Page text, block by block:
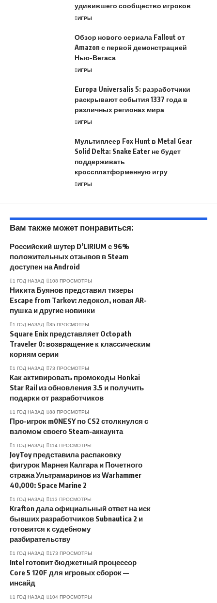
удивившего сообщество игроков
ИГРЫ
Обзор нового сериала Fallout от
Amazon с первой демонстрацией
Нью-Вегаса
ИГРЫ
Europa Universalis 5: разработчики
раскрывают события 1337 года в
различных регионах мира
ИГРЫ
Мультиплеер Fox Hunt в Metal Gear
Solid Delta: Snake Eater не будет
поддерживать
кроссплатформенную игру
ИГРЫ
Вам также может понравиться:
Российский шутер D’LIRIUM с 96%
положительных отзывов в Steam
доступен на Android
1 ГОД НАЗАД 108 ПРОСМОТРЫ
Никита Буянов представил тизеры
Escape from Tarkov: ледокол, новая AR-
пушка и другие новинки
1 ГОД НАЗАД 85 ПРОСМОТРЫ
Square Enix представляет Octopath
Traveler 0: возвращение к классическим
корням серии
1 ГОД НАЗАД 73 ПРОСМОТРЫ
Как активировать промокоды Honkai
Star Rail из обновления 3.5 и получить
подарки от разработчиков
1 ГОД НАЗАД 88 ПРОСМОТРЫ
Про-игрок m0NESY по CS2 столкнулся с
взломом своего Steam-аккаунта
1 ГОД НАЗАД 114 ПРОСМОТРЫ
JoyToy представила распаковку
фигурок Марнея Калгара и Почетного
стража Ультрамаринов из Warhammer
40,000: Space Marine 2
1 ГОД НАЗАД 113 ПРОСМОТРЫ
Krafton дала официальный ответ на иск
бывших разработчиков Subnautica 2 и
готовится к судебному
разбирательству
1 ГОД НАЗАД 173 ПРОСМОТРЫ
Intel готовит бюджетный процессор
Core 5 120F для игровых сборок —
инсайд
1 ГОД НАЗАД 104 ПРОСМОТРЫ